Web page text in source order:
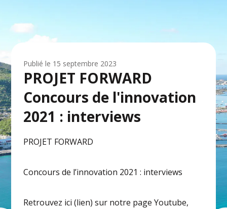
Publié le 15 septembre 2023
PROJET FORWARD
Concours de l'innovation
2021 : interviews
PROJET FORWARD
Concours de l’innovation 2021 : interviews
Retrouvez ici (lien) sur notre page Youtube,